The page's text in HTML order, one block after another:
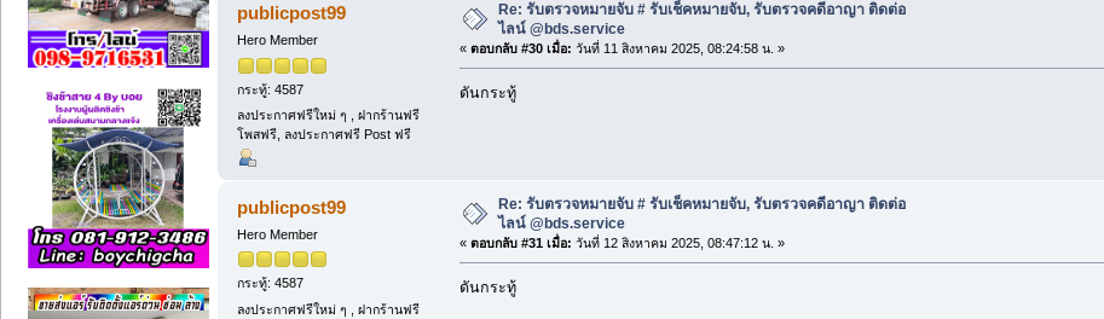
publicpost99
Hero Member
กระทู้: 4587
ลงประกาศฟรีใหม่ ๆ , ฝากร้านฟรี
โพสฟรี, ลงประกาศฟรี Post ฟรี
Re: รับตรวจหมายจับ # รับเช็คหมายจับ, รับตรวจคดีอาญา ติดต่อ
ไลน์ @bds.service
« ตอบกลับ #30 เมื่อ: วันที่ 11 สิงหาคม 2025, 08:24:58 น. »
ดันกระทู้
publicpost99
Hero Member
กระทู้: 4587
ลงประกาศฟรีใหม่ ๆ , ฝากร้านฟรี
Re: รับตรวจหมายจับ # รับเช็คหมายจับ, รับตรวจคดีอาญา ติดต่อ
ไลน์ @bds.service
« ตอบกลับ #31 เมื่อ: วันที่ 12 สิงหาคม 2025, 08:47:12 น. »
ดันกระทู้